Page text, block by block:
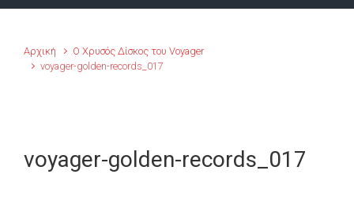
Αρχική
Ο Χρυσός Δίσκος του Voyager
voyager-golden-records_017
voyager-golden-records_017